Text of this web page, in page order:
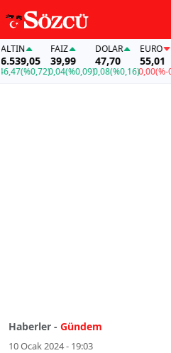
FAİZ
39,99
0,04(%0,09)
DOLAR
47,70
0,08(%0,16)
EURO
55,01
0,00(%-0,01)
Haberler - Gündem
10 Ocak 2024 - 19:03